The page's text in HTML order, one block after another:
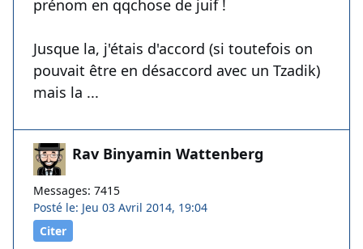
prénom en qqchose de juif !
Jusque la, j'étais d'accord (si toutefois on
pouvait être en désaccord avec un Tzadik)
mais la ...
Rav Binyamin Wattenberg
Messages: 7415
Posté le: Jeu 03 Avril 2014, 19:04
Citer